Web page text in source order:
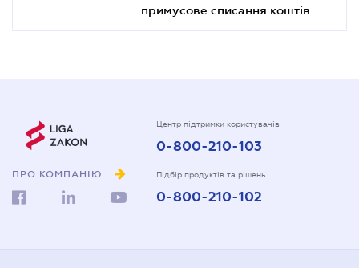
примусове списання коштів
ПРО КОМПАНІЮ
Центр підтримки користувачів
0-800-210-103
Підбір продуктів та рішень
0-800-210-102